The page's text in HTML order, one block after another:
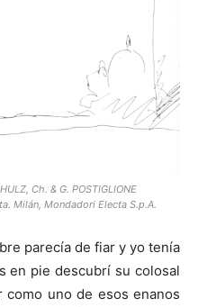
Ch. & G. POSTIGLIONE
Milán, Mondadori Electa S.p.A.
parecía de fiar y yo tenía
en pie descubrí su colosal
uno de esos enanos